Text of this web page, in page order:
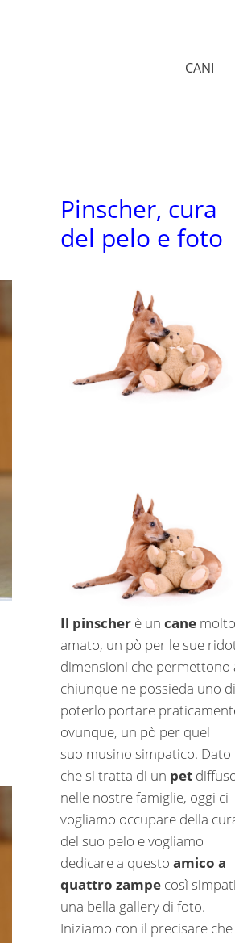
CANI
Pinscher, cura
del pelo e foto
Il pinscherè un cane molto
amato, un pò per le sue
dimensioni che permettono
chiunque ne possieda uno di
poterlo portare
ovunque, un pò per quel
suo musino simpatico. Dato
che si tratta di un pet
nelle nostre famiglie, oggi ci
vogliamo occupare della
del suo pelo e vogliamo
dedicare a questo amico a
quattro zampecosì
una bella gallery di foto.
Iniziamo con il precisare che